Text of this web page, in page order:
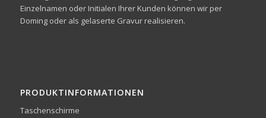
Einzelnamen oder Initialen Ihrer Kunden können wir per
Doming oder als gelaserte Gravur realisieren.
PRODUKTINFORMATIONEN
Taschenschirme